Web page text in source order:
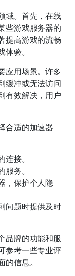
域。首先，在线
些游戏服务器的
提高游戏的流畅
验。
应用场景。许多
缓冲或无法访问
有效解决，用户
合适的加速器
接。
务。
，保护个人隐
问题时提供及时
品牌的功能和服
参考一些专业评
的信息。